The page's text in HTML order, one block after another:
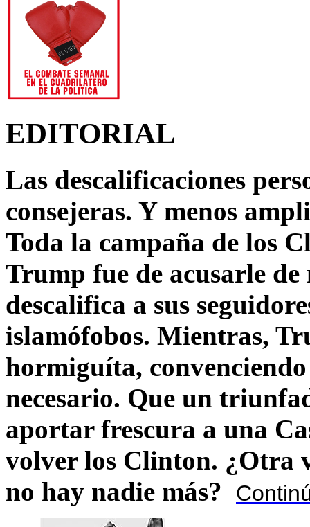
EDITORIAL
Las descalificaciones
consejeras. Y menos
Toda la campaña de los
Trump fue de acusarle
descalifica a sus
islamófobos. Mientras,
hormiguíta,
necesario. Que un
aportar frescura a una
volver los Clinton. ¿Otra
no hay nadie más?